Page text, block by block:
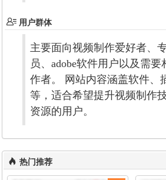
用户群体
主要面向视频制作爱好者、
员、adobe软件用户以及需
作者。 网站内容涵盖软件、
等，适合希望提升视频制作
资源的用户。
热门推荐